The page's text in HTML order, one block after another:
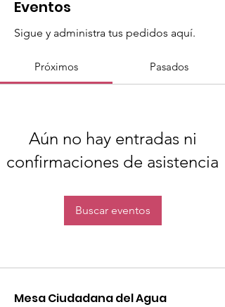
Eventos
Sigue y administra tus pedidos aquí.
Próximos Pasados
Aún no hay entradas ni
confirmaciones de asistencia
Buscar eventos
Mesa Ciudadana del Agua